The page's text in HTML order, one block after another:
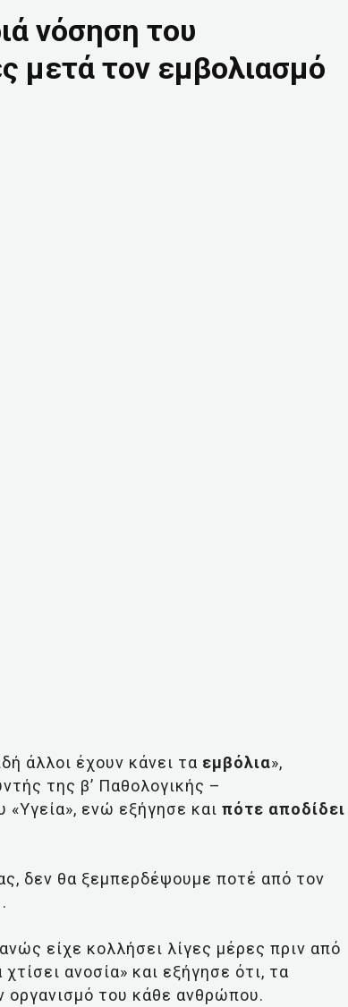
νόσηση του
μετά τον εμβολιασμό
άλλοι έχουν κάνει τα εμβόλια»,
της β’ Παθολογικής –
«Υγεία», ενώ εξήγησε και πότε αποδίδει
δεν θα ξεμπερδέψουμε ποτέ από τον
είχε κολλήσει λίγες μέρες πριν από
ανοσία» και εξήγησε ότι, τα
οργανισμό του κάθε ανθρώπου.